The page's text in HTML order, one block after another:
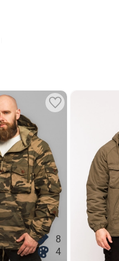
8
4